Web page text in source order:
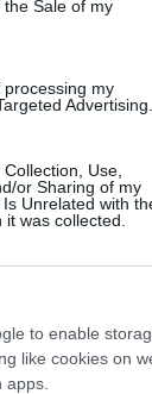
the Sale of my
my
Advertising.
Use,
or Sharing of my
Unrelated with
was collected.
to enable
like cookies on
- A